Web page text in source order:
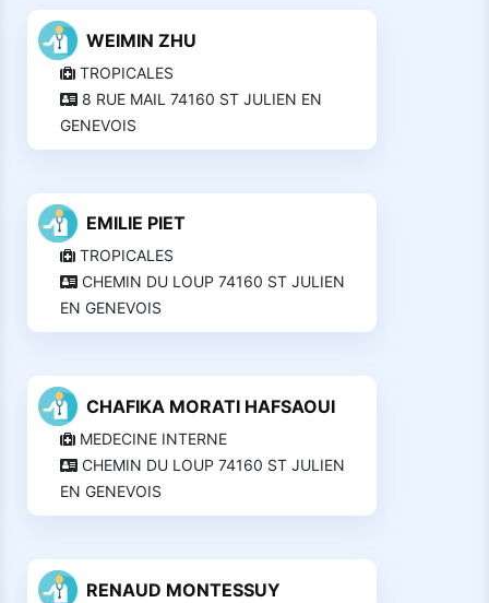
WEIMIN ZHU
TROPICALES
8 RUE MAIL 74160 ST JULIEN EN
GENEVOIS
EMILIE PIET
TROPICALES
CHEMIN DU LOUP 74160 ST JULIEN
EN GENEVOIS
CHAFIKA MORATI HAFSAOUI
MEDECINE INTERNE
CHEMIN DU LOUP 74160 ST JULIEN
EN GENEVOIS
RENAUD MONTESSUY